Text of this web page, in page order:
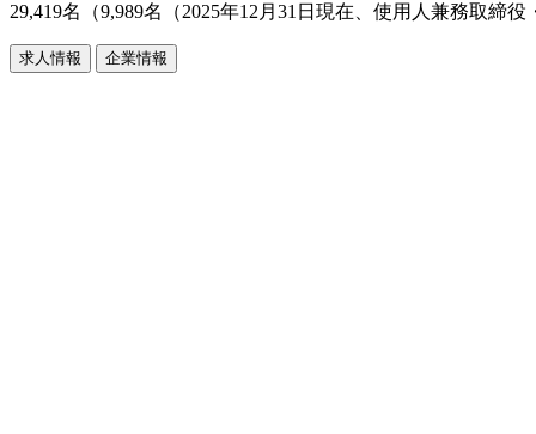
29,419名（9,989名（2025年12月31日現在、使用人兼務取締
求人情報 企業情報